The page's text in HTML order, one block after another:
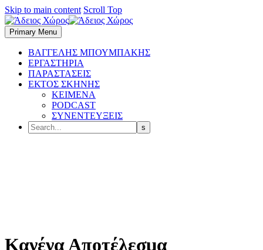
Skip to main content Scroll Top
Primary Menu
BΑΓΓΕΛΗΣ ΜΠΟΥΜΠΑΚΗΣ
ΕΡΓΑΣΤΗΡΙΑ
ΠΑΡΑΣΤΑΣΕΙΣ
ΕΚΤΟΣ ΣΚΗΝΗΣ
ΚΕΙΜΕΝΑ
PODCAST
ΣΥΝΕΝΤΕΥΞΕΙΣ
Κανένα Αποτέλεσμα